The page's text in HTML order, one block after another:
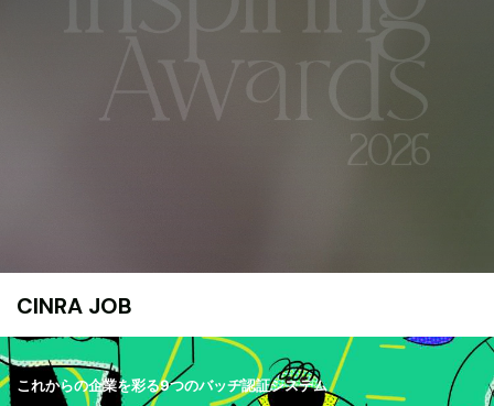
CINRA JOB
これからの企業を彩る9つのバッヂ認証システム